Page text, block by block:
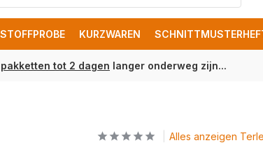
STOFFPROBE KURZWAREN
pakketten tot 2 dagen langer onderweg zijn...
Alles anzeigen